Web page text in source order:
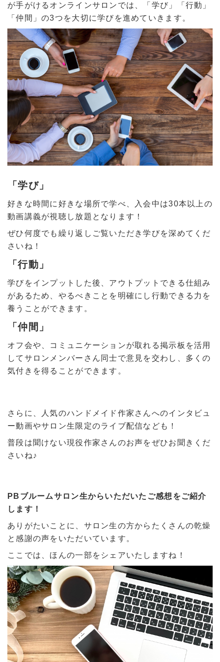
が手がけるオンラインサロンでは、「学び」「行動」
「仲間」の3つを大切に学びを進めていきます。
「学び」
好きな時間に好きな場所で学べ、入会中は30本以上の
動画講義が視聴し放題となります！
ぜひ何度でも繰り返しご覧いただき学びを深めてくだ
さいね！
「行動」
学びをインプットした後、アウトプットできる仕組み
があるため、やるべきことを明確にし行動できる力を
養うことができます。
「仲間」
オフ会や、コミュニケーションが取れる掲示板を活用
してサロンメンバーさん同士で意見を交わし、多くの
気付きを得ることができます。
さらに、人気のハンドメイド作家さんへのインタビュ
ー動画やサロン生限定のライブ配信なども！
普段は聞けない現役作家さんのお声をぜひお聞きくだ
さいね♪
PBブルームサロン生からいただいたご感想をご紹介
します！
ありがたいことに、サロン生の方からたくさんの乾燥
と感謝の声をいただいています。
ここでは、ほんの一部をシェアいたしますね！